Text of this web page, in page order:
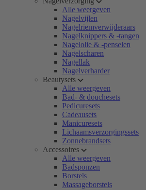
Alle weergeven
Nagelvijlen
Nagelriemverwijderaars
Nagelknippers & -tangen
Nagelolie & -penselen
Nagelscharen
Nagellak
Nagelverharder
Beautysets
Alle weergeven
Bad- & douchesets
Pedicuresets
Cadeausets
Manicuresets
Lichaamsverzorgingssets
Zonnebrandsets
Accessoires
Alle weergeven
Badsponzen
Borstels
Massageborstels